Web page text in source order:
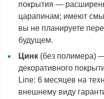
покрытия —
царапинам; имеют
вы не планируете
будущем.
Цинк (без полимера)
декоративного
Line: 6 месяцев на
внешнему виду